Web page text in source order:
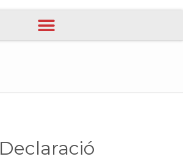
Declaració